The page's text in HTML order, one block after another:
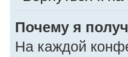
Почему я
На каждой